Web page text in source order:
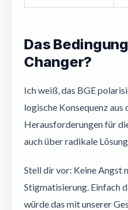
Das
Changer?
Ich weiß, das BGE
logische Konsequenz
Herausforderungen für
auch über radikale
Stell dir vor: Keine Angst
Stigmatisierung. Einfach
würde das mit unserer